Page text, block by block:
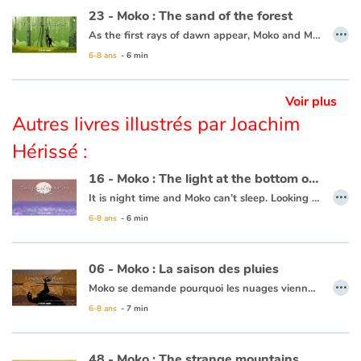
23 - Moko : The sand of the forest
As the first rays of dawn appear, Moko and Mei-Li head off to the forest to pick some plants that can’t be found anywhere else. Moko is following Mei-Li’s lead as she knows what to do. She picks a leaf and lets it float away, and Moko picks it up. All of a sudden, both his feet sink into the sand and he can’t get free. He calls out for help. Some fishermen come to his rescue and one of them throws him a line and they pull him to safety. Moko and Mei-Li head back towards the village thinking that the forest is jealous and possessive, since it clearly wanted to keep every leaf and every plant for itself.
This book is available in French:23 - Moko : Le sable de la forêt
6-8 ans - 6 min
…
Voir plus
Autres livres illustrés par Joachim
Hérissé :
16 - Moko : The light at the bottom of the sea
It is night time and Moko can’t sleep. Looking out to the horizon, he notices a shot of colour at the water’s surface. He wakes Mei-Li to ask her what he is seeing. Together they take a barge and set off. Under them, a rainbow of colours is dancing in the waves. Moko and Mei-Li think that the fish must be organizing a party and decide to dive in. Bit by bit the sun is rising and day is breaking. The two friends return to the village, overjoyed at the wonders of the ocean.
This book is available in French:16 - Moko : La lumière du fond des eaux
6-8 ans - 6 min
…
06 - Moko : La saison des pluies
Moko se demande pourquoi les nuages viennent tous pleurer au même moment sur son village. Qu’est-ce qui les rend si tristes ? Il questionne le vieux du village qui lui propose d’attendre la fin de la saison des pluies pour comprendre. Une fois les pluies terminées, Moko retourne voir le vieux. Ce dernier lui dit que la réponse est dans les champs et les plantations. Moko découvre en effet que la pluie a permis de faire pousser tant de choses, que le village ne manque de rien. Il pense alors que les nuages ne sont pas tristes lorsqu’il pleut, mais qu’ils offrent toute leur eau pour que la terre soit fertile.
Ce livre est disponible en anglais :06 - Moko : The rainy season
6-8 ans - 7 min
…